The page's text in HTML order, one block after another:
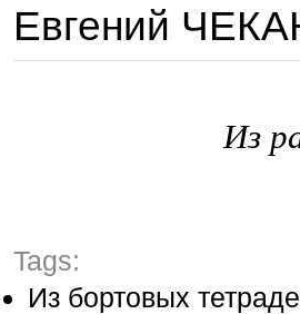
Евгений
Из
Tags:
Из бортовых